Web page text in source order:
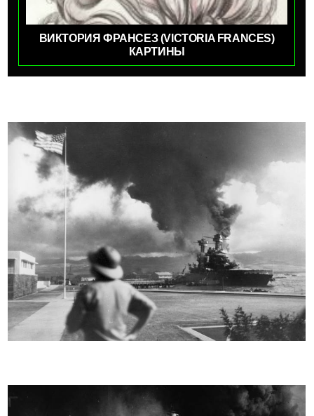
ВИКТОРИЯ ФРАНСЕЗ (VICTORIA FRANCES)
КАРТИНЫ